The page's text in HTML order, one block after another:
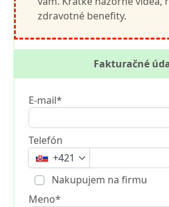
zdravotné benefity.
Fakturačné
E-mail*
Telefón
+421
Nakupujem na firmu
Meno*